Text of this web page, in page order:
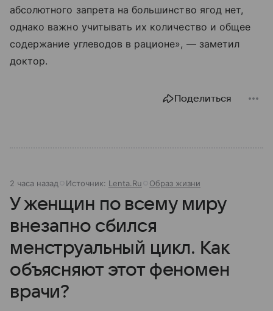
абсолютного запрета на большинство ягод нет,
однако важно учитывать их количество и общее
содержание углеводов в рационе», — заметил
доктор.
Поделиться
2 часа назад Источник: Lenta.Ru Образ жизни
У женщин по всему миру
внезапно сбился
менструальный цикл. Как
объясняют этот феномен
врачи?